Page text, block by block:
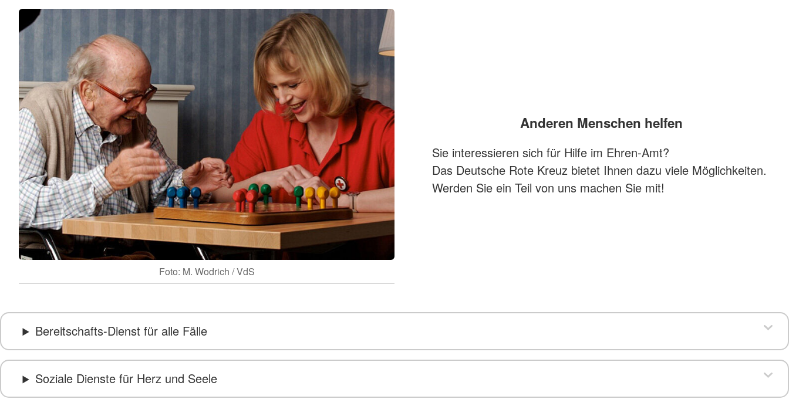
Foto: M. Wodrich / VdS
Anderen Menschen helfen
Sie interessieren sich für Hilfe im Ehren-Amt?
Das Deutsche Rote Kreuz bietet Ihnen dazu viele Möglichkeiten.
Werden Sie ein Teil von uns machen Sie mit!
Bereitschafts-Dienst für alle Fälle
Soziale Dienste für Herz und Seele